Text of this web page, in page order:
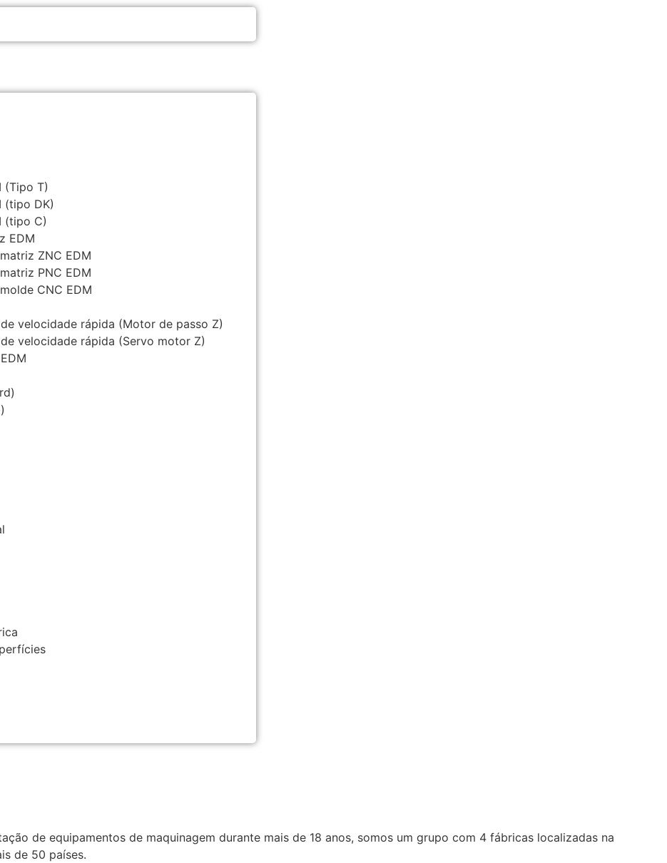
(Tipo T)
(tipo DK)
(tipo C)
EDM
ZNC EDM
PNC EDM
CNC EDM
velocidade rápida (Motor de passo Z)
velocidade rápida (Servo motor Z)
de equipamentos de maquinagem durante mais de 18 anos, somos um grupo com 4 fábricas localizadas na
de 50 países.